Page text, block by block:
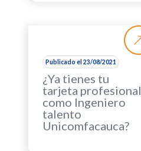
Publicado el 23/08/2021
¿Ya tienes tu
tarjeta profesional
como Ingeniero
talento
Unicomfacauca?